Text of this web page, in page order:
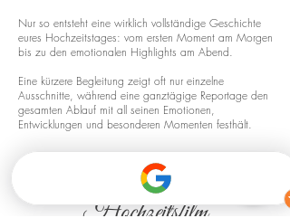
Nur so entsteht eine wirklich vollständige Geschichte
eures Hochzeitstages: vom ersten Moment am Morgen
bis zu den emotionalen Highlights am Abend.
Eine kürzere Begleitung zeigt oft nur einzelne
Ausschnitte, während eine ganztägige Reportage den
gesamten Ablauf mit all seinen Emotionen,
Entwicklungen und besonderen Momenten festhält.
Drohnenaufnahmen für euren